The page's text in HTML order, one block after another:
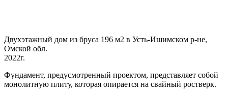
Двухэтажный дом из бруса 196 м2 в Усть-Ишимском р-не,
Омской обл.
2022г.
Фундамент, предусмотренный проектом, представляет собой
монолитную плиту, которая опирается на свайный ростверк.